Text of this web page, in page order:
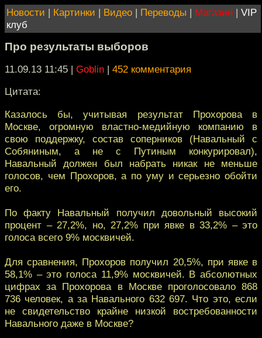
Новости | Картинки | Видео | Переводы | Магазин | VIP
клуб
Про результаты выборов
11.09.13 11:45 | Goblin | 452 комментария
Цитата:
Казалось бы, учитывая результат Прохорова в
Москве, огромную властно-медийную компанию в
свою поддержку, состав соперников (Навальный с
Собяниным, а не с Путиным конкурировал),
Навальный должен был набрать никак не меньше
голосов, чем Прохоров, а по уму и серьезно обойти
его.
По факту Навальный получил довольный высокий
процент – 27,2%, но, 27,2% при явке в 33,2% – это
голоса всего 9% москвичей.
Для сравнения, Прохоров получил 20,5%, при явке в
58,1% – это голоса 11,9% москвичей. В абсолютных
цифрах за Прохорова в Москве проголосовало 868
736 человек, а за Навального 632 697. Что это, если
не свидетельство крайне низкой востребованности
Навального даже в Москве?